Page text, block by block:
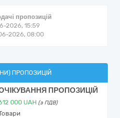
пропозицій
2026, 15:59
2026, 08:00
ПРОПОЗИЦІЙ
ПРОПОЗИЦІЙ
000 UAH (з ПДВ)